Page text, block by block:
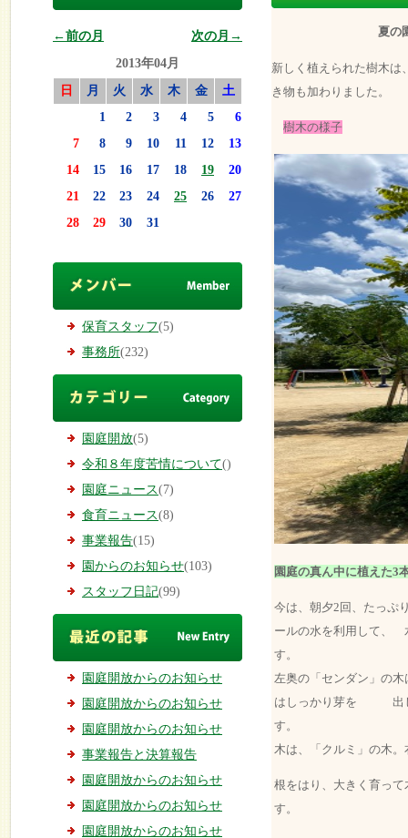
←前の月
次の月→
2013年04月
日
月 火 水 木 金
土
1
2 3 4 5
6
7
8 9 10 11 12
13
14
15 16 17 18 19
20
21
22 23 24 25 26
27
28
29 30 31
保育スタッフ(5)
事務所(232)
園庭開放(5)
令和８年度苦情について()
園庭ニュース(7)
食育ニュース(8)
事業報告(15)
園からのお知らせ(103)
スタッフ日記(99)
園庭開放からのお知らせ
園庭開放からのお知らせ
園庭開放からのお知らせ
事業報告と決算報告
園庭開放からのお知らせ
園庭開放からのお知らせ
園庭開放からのお知らせ
夏の園
新しく植えられた樹木は
き物も加わりました。
樹木の様子
園庭の真ん中に植えた3
今は、朝夕2回、たっぷ
ールの水を利用して、
左奥の「センダン」の
はしっかり芽を 出し
す
木は、「クルミ」の木
根をはり、大きく育っ
す。